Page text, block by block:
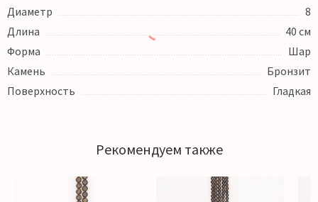
Диаметр
8
Длина
40 см
Форма
Шар
Камень
Бронзит
Поверхность
Гладкая
Рекомендуем также